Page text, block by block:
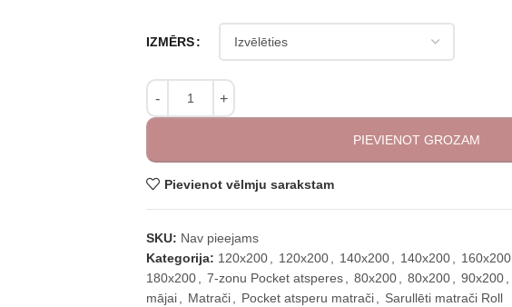
IZMĒRS
PIEVIENOT GROZAM
Pievienot vēlmju sarakstam
SKU: Nav pieejams
Kategorija: 120x200 120x200 140x200 140x200 160x200
180x200
7-zonu Pocket atsperes 80x200 80x200 90x200
mājai
Matrači Pocket atsperu matrači Sarullēti matrači Roll